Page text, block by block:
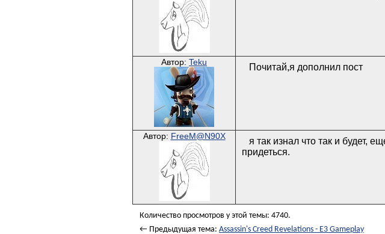
Автор: Teku Почитай,я дополнил пост
Автор: FreeM@N90X
я так изнал что так и будет,
придеться.
Количество просмотров у этой темы: 4740.
← Предыдущая тема: Assassin's Creed Revelations - E3 Gameplay